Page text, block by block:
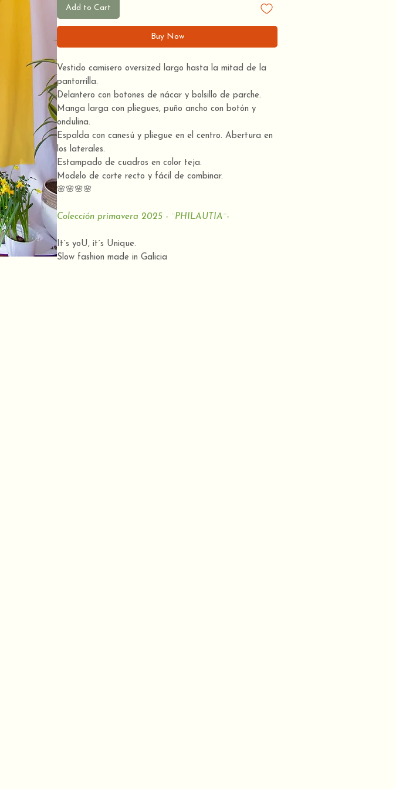
Add to Cart
Buy Now
Vestido camisero oversized largo hasta la mitad de la
pantorrilla.
Delantero con botones de nácar y bolsillo de parche.
Manga larga con pliegues, puño ancho con botón y
ondulina.
Espalda con canesú y pliegue en el centro. Abertura en
los laterales.
Estampado de cuadros en color teja.
Modelo de corte recto y fácil de combinar.
🌸🌸🌸🌸
Colección primavera 2025 - ¨PHILAUTIA¨-
It´s yoU, it´s Unique.
Slow fashion made in Galicia